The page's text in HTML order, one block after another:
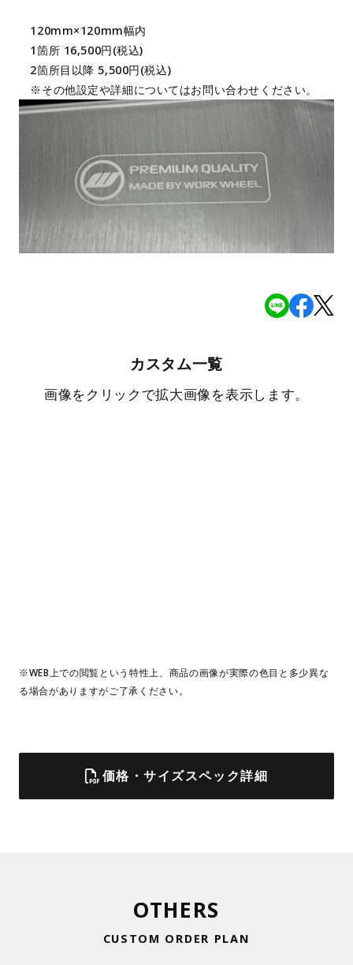
120mm×120mm幅内
1箇所 16,500円(税込)
2箇所目以降 5,500円(税込)
※その他設定や詳細についてはお問い合わせください。
カスタム一覧
画像をクリックで拡大画像を表示します。
※WEB上での閲覧という特性上、商品の画像が実際の色目と多少異な
る場合がありますがご了承ください。
価格・サイズスペック詳細
OTHERS
CUSTOM ORDER PLAN